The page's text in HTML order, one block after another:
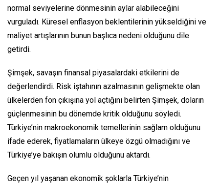
normal seviyelerine dönmesinin aylar alabileceğini
vurguladı. Küresel enflasyon beklentilerinin yükseldiğini ve
maliyet artışlarının bunun başlıca nedeni olduğunu dile
getirdi.
Şimşek, savaşın finansal piyasalardaki etkilerini de
değerlendirdi. Risk iştahının azalmasının gelişmekte olan
ülkelerden fon çıkışına yol açtığını belirten Şimşek, doların
güçlenmesinin bu dönemde kritik olduğunu söyledi.
Türkiye’nin makroekonomik temellerinin sağlam olduğunu
ifade ederek, fiyatlamaların ülkeye özgü olmadığını ve
Türkiye’ye bakışın olumlu olduğunu aktardı.
Geçen yıl yaşanan ekonomik şoklarla Türkiye’nin